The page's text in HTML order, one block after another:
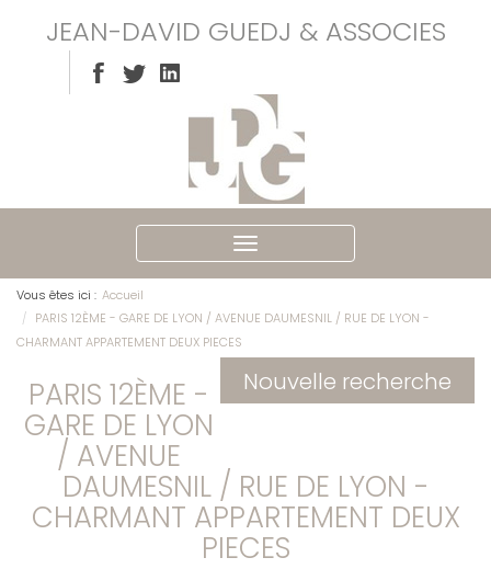
JEAN-DAVID GUEDJ & ASSOCIES
Ouvrir
le
Vous êtes ici : Accueil
PARIS 12ÈME - GARE DE LYON / AVENUE DAUMESNIL / RUE DE LYON -
CHARMANT APPARTEMENT DEUX PIECES
Nouvelle recherche
PARIS 12ÈME -
GARE DE LYON
/ AVENUE
DAUMESNIL / RUE DE LYON -
CHARMANT APPARTEMENT DEUX
PIECES